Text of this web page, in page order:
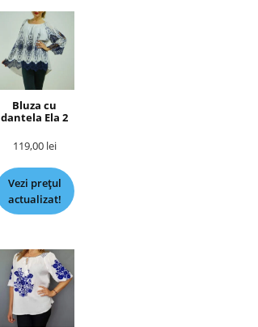
Bluza cu
dantela Ela 2
119,00 lei
Vezi prețul
actualizat!